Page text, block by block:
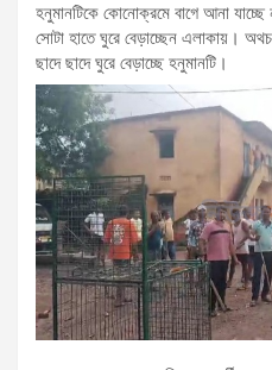
হনুমানটিকে কোনোক্রমে বাগে আনা যাচ্ছে
সোটা হাতে ঘুরে বেড়াচ্ছেন এলাকায়।
ছাদে ছাদে ঘুরে বেড়াচ্ছে হনুমানটি।